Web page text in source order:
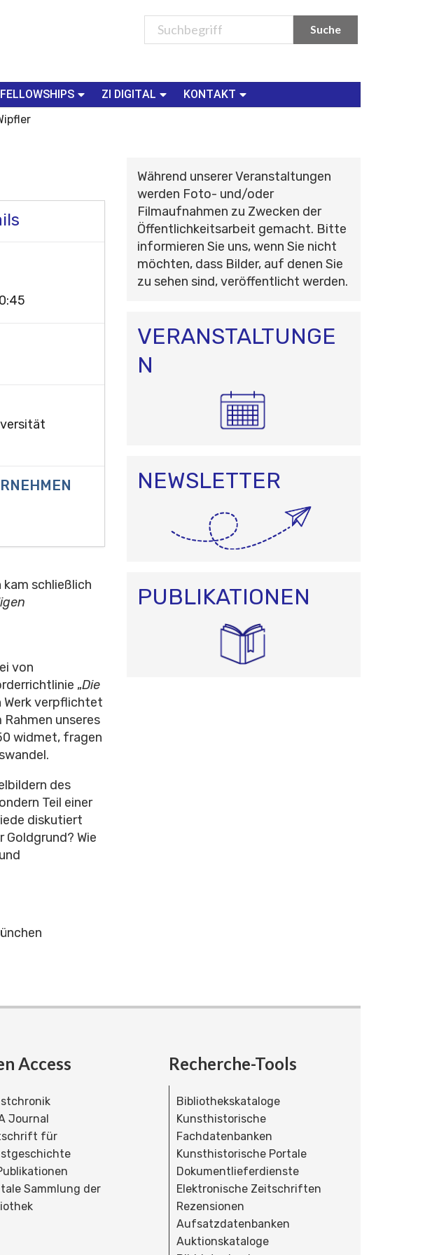
FELLOWSHIPS ZI DIGITAL
KONTAKT
schließlich
von
„Die
Werk verpflichtet
unseres
widmet, fragen
des
Teil einer
diskutiert
Wie
Während unserer Veranstaltungen
werden Foto- und/oder
Filmaufnahmen zu Zwecken der
Öffentlichkeitsarbeit gemacht. Bitte
informieren Sie uns, wenn Sie nicht
möchten, dass Bilder, auf denen Sie
zu sehen sind, veröffentlicht werden.
VERANSTALTUNGE
N
NEWSLETTER
PUBLIKATIONEN
Access
Journal
für
Sammlung der
Recherche-Tools
Bibliothekskataloge
Kunsthistorische
Fachdatenbanken
Kunsthistorische Portale
Dokumentlieferdienste
Elektronische Zeitschriften
Rezensionen
Aufsatzdatenbanken
Auktionskataloge